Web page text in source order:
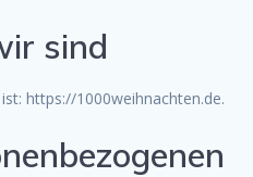
sind
https://1000weihnachten.de.